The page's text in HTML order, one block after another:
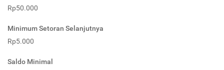
Rp50.000
Minimum Setoran Selanjutnya
Rp5.000
Saldo Minimal